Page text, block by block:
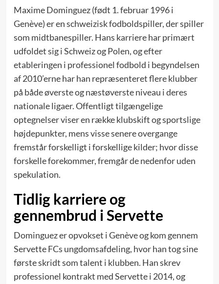
Maxime Dominguez (født 1. februar 1996 i
Genève) er en schweizisk fodboldspiller, der spiller
som midtbanespiller. Hans karriere har primært
udfoldet sig i Schweiz og Polen, og efter
etableringen i professionel fodbold i begyndelsen
af 2010’erne har han repræsenteret flere klubber
på både øverste og næstøverste niveau i deres
nationale ligaer. Offentligt tilgængelige
optegnelser viser en række klubskift og sportslige
højdepunkter, mens visse senere overgange
fremstår forskelligt i forskellige kilder; hvor disse
forskelle forekommer, fremgår de nedenfor uden
spekulation.
Tidlig karriere og
gennembrud i Servette
Dominguez er opvokset i Genève og kom gennem
Servette FCs ungdomsafdeling, hvor han tog sine
første skridt som talent i klubben. Han skrev
professionel kontrakt med Servette i 2014, og